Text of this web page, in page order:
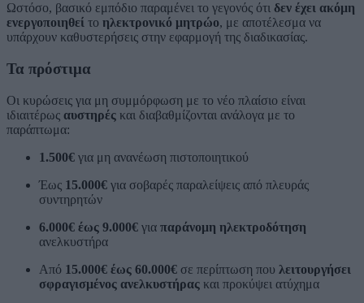
Ωστόσο, βασικό εμπόδιο παραμένει το γεγονός ότι δεν έχει ακόμη
ενεργοποιηθεί το ηλεκτρονικό μητρώο, με αποτέλεσμα να
υπάρχουν καθυστερήσεις στην εφαρμογή της διαδικασίας.
Τα πρόστιμα
Οι κυρώσεις για μη συμμόρφωση με το νέο πλαίσιο είναι
ιδιαιτέρως αυστηρές και διαβαθμίζονται ανάλογα με το
παράπτωμα:
1.500€ για μη ανανέωση πιστοποιητικού
Έως 15.000€ για σοβαρές παραλείψεις από πλευράς
συντηρητών
6.000€ έως 9.000€ για παράνομη ηλεκτροδότηση
ανελκυστήρα
Από 15.000€ έως 60.000€ σε περίπτωση που λειτουργήσει
σφραγισμένος ανελκυστήρας και προκύψει ατύχημα